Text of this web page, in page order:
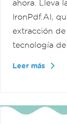
ahora. Lleva
IronPdf.AI,
extracción
tecnología de
Leer más